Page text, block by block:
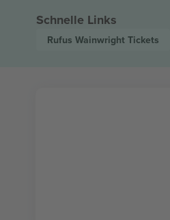
Schnelle Links
Rufus Wainwright Tickets